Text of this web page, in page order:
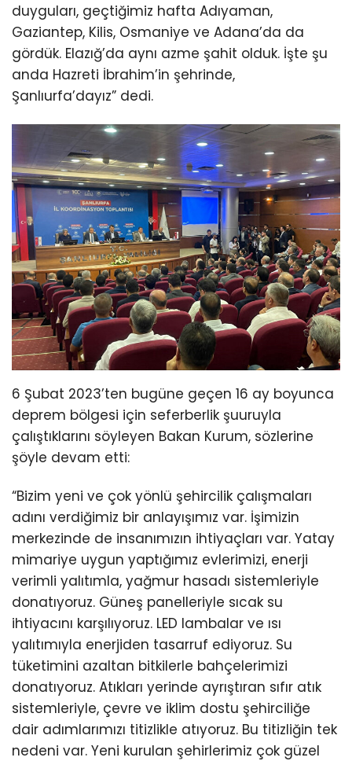
duyguları, geçtiğimiz hafta Adıyaman,
Gaziantep, Kilis, Osmaniye ve Adana’da da
gördük. Elazığ’da aynı azme şahit olduk. İşte şu
anda Hazreti İbrahim’in şehrinde,
Şanlıurfa’dayız” dedi.
6 Şubat 2023’ten bugüne geçen 16 ay boyunca
deprem bölgesi için seferberlik şuuruyla
çalıştıklarını söyleyen Bakan Kurum, sözlerine
şöyle devam etti:
“Bizim yeni ve çok yönlü şehircilik çalışmaları
adını verdiğimiz bir anlayışımız var. İşimizin
merkezinde de insanımızın ihtiyaçları var. Yatay
mimariye uygun yaptığımız evlerimizi, enerji
verimli yalıtımla, yağmur hasadı sistemleriyle
donatıyoruz. Güneş panelleriyle sıcak su
ihtiyacını karşılıyoruz. LED lambalar ve ısı
yalıtımıyla enerjiden tasarruf ediyoruz. Su
tüketimini azaltan bitkilerle bahçelerimizi
donatıyoruz. Atıkları yerinde ayrıştıran sıfır atık
sistemleriyle, çevre ve iklim dostu şehirciliğe
dair adımlarımızı titizlikle atıyoruz. Bu titizliğin tek
nedeni var. Yeni kurulan şehirlerimiz çok güzel